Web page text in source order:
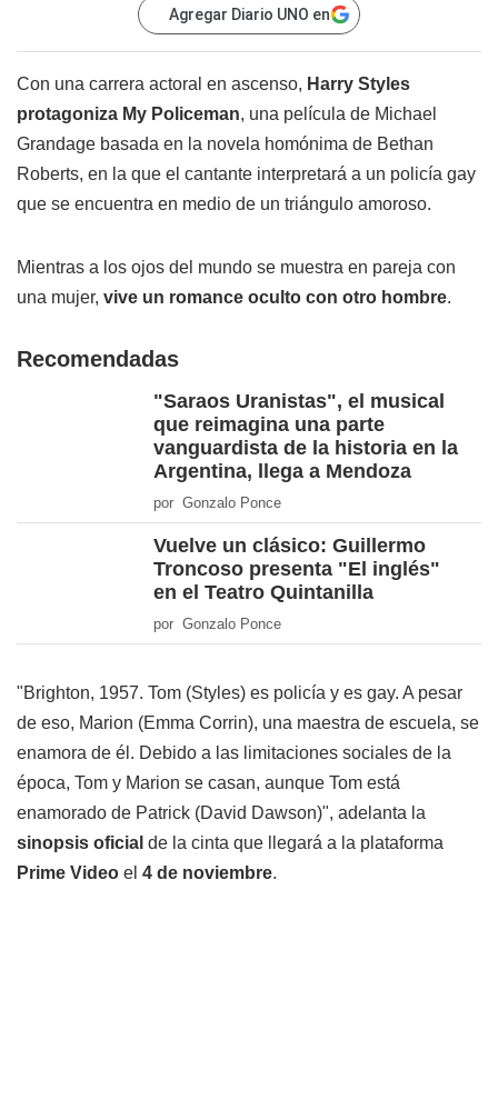
Agregar Diario UNO en
Con una carrera actoral en ascenso, Harry Styles
protagoniza My Policeman, una película de Michael
Grandage basada en la novela homónima de Bethan
Roberts, en la que el cantante interpretará a un policía gay
que se encuentra en medio de un triángulo amoroso.
Mientras a los ojos del mundo se muestra en pareja con
una mujer, vive un romance oculto con otro hombre.
Recomendadas
"Saraos Uranistas", el musical
que reimagina una parte
vanguardista de la historia en la
Argentina, llega a Mendoza
por Gonzalo Ponce
Vuelve un clásico: Guillermo
Troncoso presenta "El inglés"
en el Teatro Quintanilla
por Gonzalo Ponce
"Brighton, 1957. Tom (Styles) es policía y es gay. A pesar
de eso, Marion (Emma Corrin), una maestra de escuela, se
enamora de él. Debido a las limitaciones sociales de la
época, Tom y Marion se casan, aunque Tom está
enamorado de Patrick (David Dawson)", adelanta la
sinopsis oficial de la cinta que llegará a la plataforma
Prime Video el 4 de noviembre.